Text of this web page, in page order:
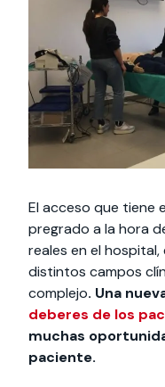
cursos
Especialidades y
estadías
Te puede
interesar:
interesar:
vinculación con la
sociedad
Extensión Cultural
Te puede interesar:
intercambio
Servicios y apoyos
Te puede
interesar:
El acceso que tiene
pregrado a la hora
reales en el
distintos campos
complejo. Una
deberes de los
muchas
paciente.